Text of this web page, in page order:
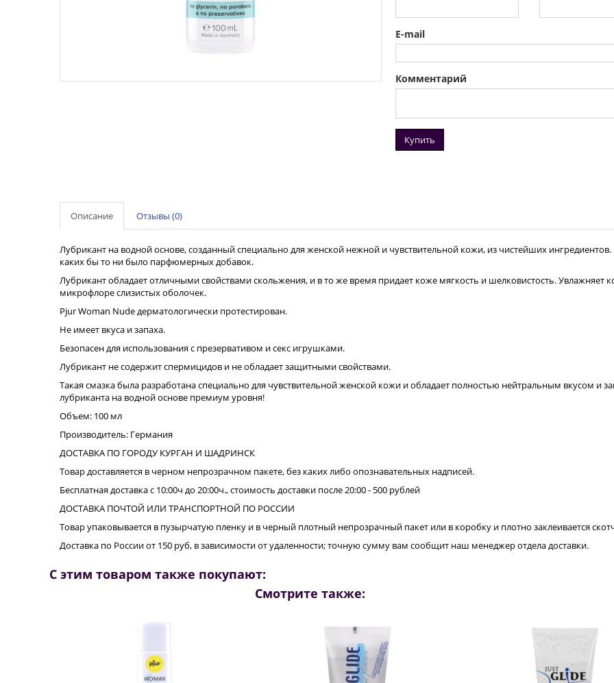
E-mail
Комментарий
Купить
Описание Отзывы (0)
Лубрикант на водной основе, созданный специально для женской нежной и чувствительной кожи, из чистейших
каких бы то ни было парфюмерных добавок.
Лубрикант обладает отличными свойствами скольжения, и в то же время придает коже мягкость и шелковистость. Увлажняет
микрофлоре слизистых оболочек.
Pjur Woman Nude дерматологически протестирован.
Не имеет вкуса и запаха.
Безопасен для использования с презервативом и секс игрушками.
Лубрикант не содержит спермицидов и не обладает защитными свойствами.
Такая смазка была разработана специально для чувствительной женской кожи и обладает полностью нейтральным вкусом и
лубриканта на водной основе премиум уровня!
Объем: 100 мл
Производитель: Германия
ДОСТАВКА ПО ГОРОДУ КУРГАН И ШАДРИНСК
Товар доставляется в черном непрозрачном пакете, без каких либо опознавательных надписей.
Бесплатная доставка с 10:00ч до 20:00ч., стоимость доставки после 20:00 - 500 рублей
ДОСТАВКА ПОЧТОЙ ИЛИ ТРАНСПОРТНОЙ ПО РОССИИ
Товар упаковывается в пузырчатую пленку и в черный плотный непрозрачный пакет или в коробку и плотно заклеивается
Доставка по России от 150 руб, в зависимости от удаленности; точную сумму вам сообщит наш менеджер отдела доставки.
С этим товаром также покупают:
Смотрите также: